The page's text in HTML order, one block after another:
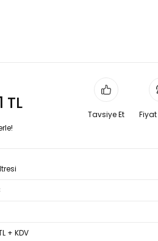
TL
Tavsiye Et Fiyat
+ KDV